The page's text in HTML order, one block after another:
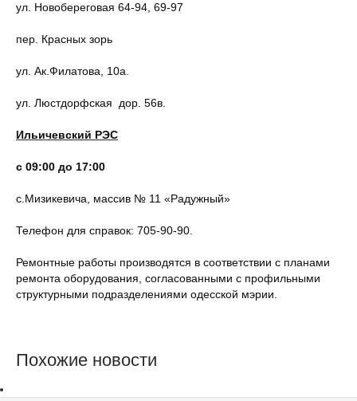
ул. Новобереговая 64-94, 69-97
пер. Красных зорь
ул. Ак.Филатова, 10а.
ул. Люстдорфская дор. 56в.
Ильичевский РЭС
c 09:00 до 17:00
с.Мизикевича, массив № 11 «Радужный»
Телефон для справок: 705-90-90.
Ремонтные работы производятся в соответствии с планами
ремонта оборудования, согласованными с профильными
структурными подразделениями одесской мэрии.
Похожие новости